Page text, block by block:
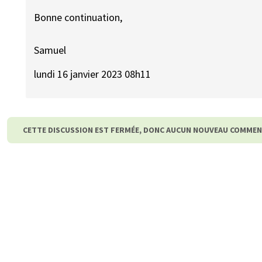
Bonne continuation,
Samuel
lundi 16 janvier 2023 08h11
CETTE DISCUSSION EST FERMÉE, DONC AUCUN NOUVEAU